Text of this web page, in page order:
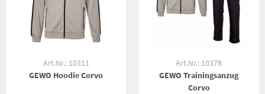
Art.Nr.: 10311
GEWO Hoodie Corvo
Art.Nr.: 10378
GEWO Trainingsanzug
Corvo